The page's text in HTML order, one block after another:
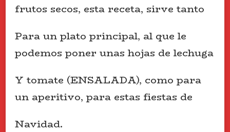
frutos secos, esta receta, sirve tanto
Para un plato principal, al que le
podemos poner unas hojas de lechuga
Y tomate (ENSALADA), como para
un aperitivo, para estas fiestas de
Navidad.